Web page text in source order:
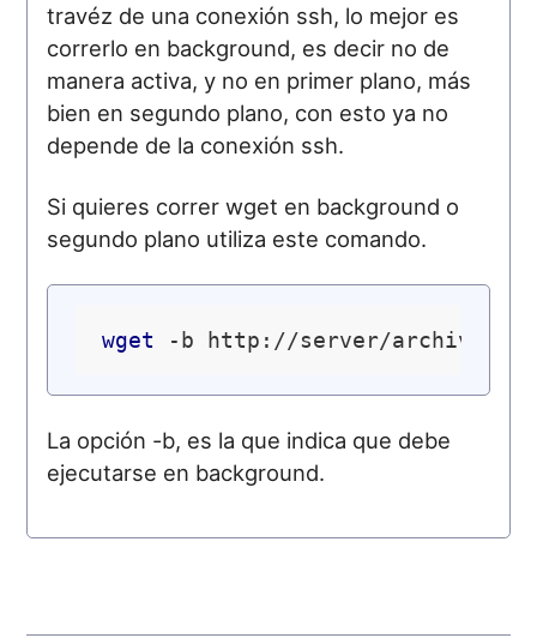
travéz de una conexión ssh, lo mejor es
correrlo en background, es decir no de
manera activa, y no en primer plano, más
bien en segundo plano, con esto ya no
depende de la conexión ssh.
Si quieres correr wget en background o
segundo plano utiliza este comando.
wget
La opción -b, es la que indica que debe
ejecutarse en background.